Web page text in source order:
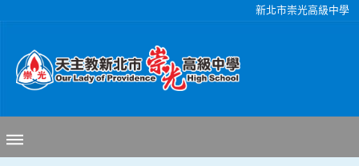
新北市崇光高級中學